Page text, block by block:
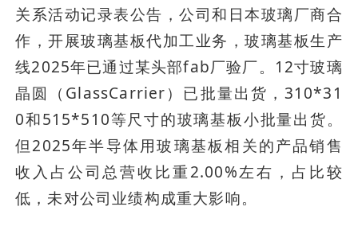
关系活动记录表公告，公司和日本玻璃厂商合
作，开展玻璃基板代加工业务，玻璃基板生产
线2025年已通过某头部fab厂验厂。12寸玻璃
晶圆（GlassCarrier）已批量出货，310*31
0和515*510等尺寸的玻璃基板小批量出货。
但2025年半导体用玻璃基板相关的产品销售
收入占公司总营收比重2.00%左右，占比较
低，未对公司业绩构成重大影响。